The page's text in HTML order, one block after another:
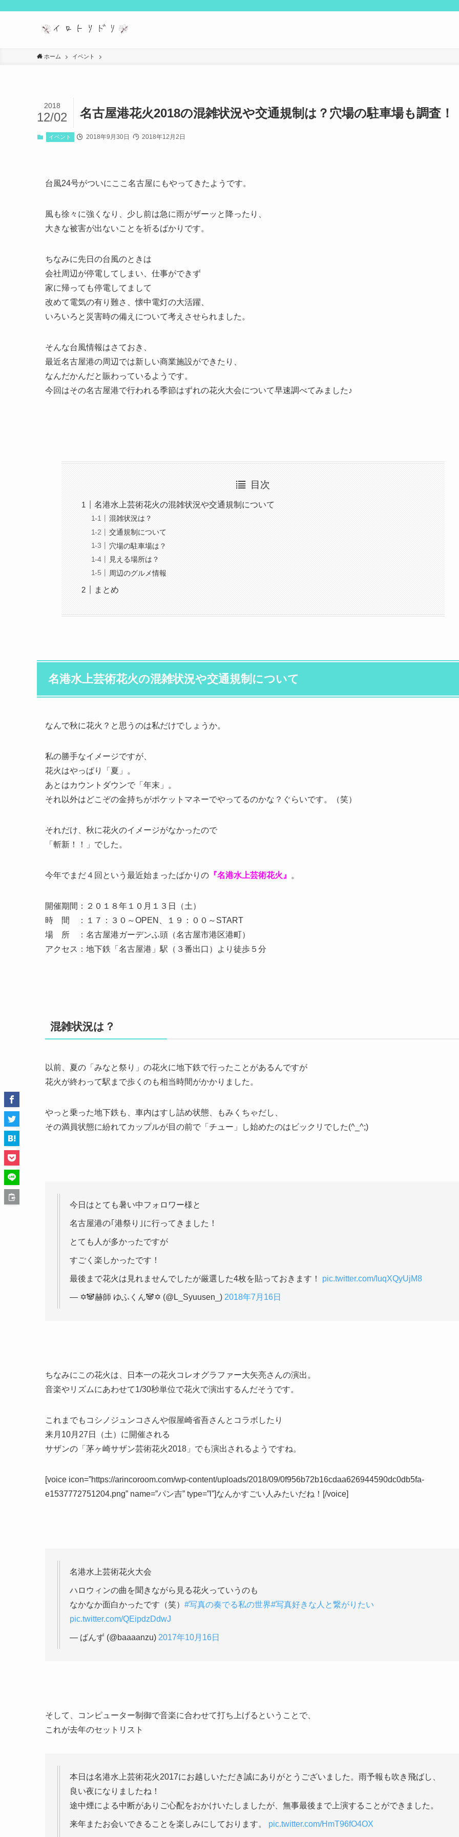
ホーム イベント
名古屋港花火2018の混雑状況や交通規制は？穴場の駐車場も調査！
2018
12/02
イベント 2018年9月30日 2018年12月2日
台風24号がついにここ名古屋にもやってきたようです。
風も徐々に強くなり、少し前は急に雨がザーッと降ったり、
大きな被害が出ないことを祈るばかりです。
ちなみに先日の台風のときは
会社周辺が停電してしまい、仕事ができず
家に帰っても停電してまして
改めて電気の有り難さ、懐中電灯の大活躍、
いろいろと災害時の備えについて考えさせられました。
そんな台風情報はさておき、
最近名古屋港の周辺では新しい商業施設ができたり、
なんだかんだと賑わっているようです。
今回はその名古屋港で行われる季節はずれの花火大会について早速調べてみました♪
目次
名港水上芸術花火の混雑状況や交通規制について
混雑状況は？
交通規制について
穴場の駐車場は？
見える場所は？
周辺のグルメ情報
まとめ
名港水上芸術花火の混雑状況や交通規制について
なんで秋に花火？と思うのは私だけでしょうか。
私の勝手なイメージですが、
花火はやっぱり「夏」。
あとはカウントダウンで「年末」。
それ以外はどこぞの金持ちがポケットマネーでやってるのかな？ぐらいです。（笑）
それだけ、秋に花火のイメージがなかったので
「斬新！！」でした。
今年でまだ４回という最近始まったばかりの 『名港水上芸術花火』 。
開催期間：２０１８年１０月１３日（土）
時 間 ：１７：３０～OPEN、１９：００～START
場 所 ： 名古屋港ガーデンふ頭（名古屋市港区港町）
アクセス：地下鉄「名古屋港」駅（３番出口）より徒歩５分
混雑状況は？
以前、夏の「みなと祭り」の花火に地下鉄で行ったことがあるんですが
花火が終わって駅まで歩くのも相当時間がかかりました。
やっと乗った地下鉄も、車内はすし詰め状態、もみくちゃだし、
その満員状態に紛れてカップルが目の前で「チュー」し始めたのはビックリでした(^_^;)
今日はとても暑い中フォロワー様と
名古屋港の｢港祭り｣に行ってきました！
とても人が多かったですが
すごく楽しかったです！
最後まで花火は見れませんでしたが厳選した4枚を貼っておきます！ pic.twitter.com/IuqXQyUjM8
— ✡️🐼赫師 ゆふくん🐼✡️ (@L_Syuusen_) 2018年7月16日
ちなみにこの花火は、日本一の花火コレオグラファー大矢亮さんの演出。
音楽やリズムにあわせて1/30秒単位で花火で演出するんだそうです。
これまでもコシノジュンコさんや假屋崎省吾さんとコラボしたり
来月10月27日（土）に開催される
サザンの「茅ヶ崎サザン芸術花火2018」でも演出されるようですね。
[voice icon=”https://arincoroom.com/wp-content/uploads/2018/09/0f956b72b16cdaa626944590dc0db5fa-
e1537772751204.png” name=”パン吉” type=”l”]なんかすごい人みたいだね！[/voice]
名港水上芸術花火大会
ハロウィンの曲を聞きながら見る花火っていうのも
なかなか面白かったです（笑） #写真の奏でる私の世界#写真好きな人と繋がりたい
pic.twitter.com/QEipdzDdwJ
— ばんず (@baaaanzu) 2017年10月16日
そして、コンピューター制御で音楽に合わせて打ち上げるということで、
これが去年のセットリスト
本日は名港水上芸術花火2017にお越しいただき誠にありがとうございました。雨予報も吹き飛ばし、
良い夜になりましたね！
途中煙による中断がありご心配をおかけいたしましたが、無事最後まで上演することができました。
来年またお会いできることを楽しみにしております。 pic.twitter.com/HmT96fO4OX